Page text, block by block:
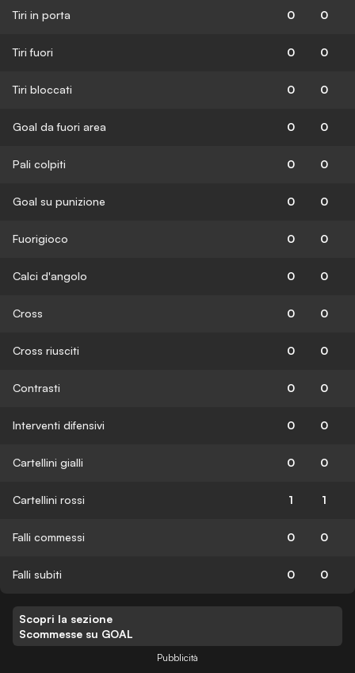
Tiri in porta 0 0
Tiri fuori 0 0
Tiri bloccati 0 0
Goal da fuori area 0 0
Pali colpiti 0 0
Goal su punizione 0 0
Fuorigioco 0 0
Calci d'angolo 0 0
Cross 0 0
Cross riusciti 0 0
Contrasti 0 0
Interventi difensivi 0 0
Cartellini gialli 0 0
Cartellini rossi 1 1
Falli commessi 0 0
Falli subiti 0 0
Scopri la sezione
Scommesse su GOAL
Pubblicità